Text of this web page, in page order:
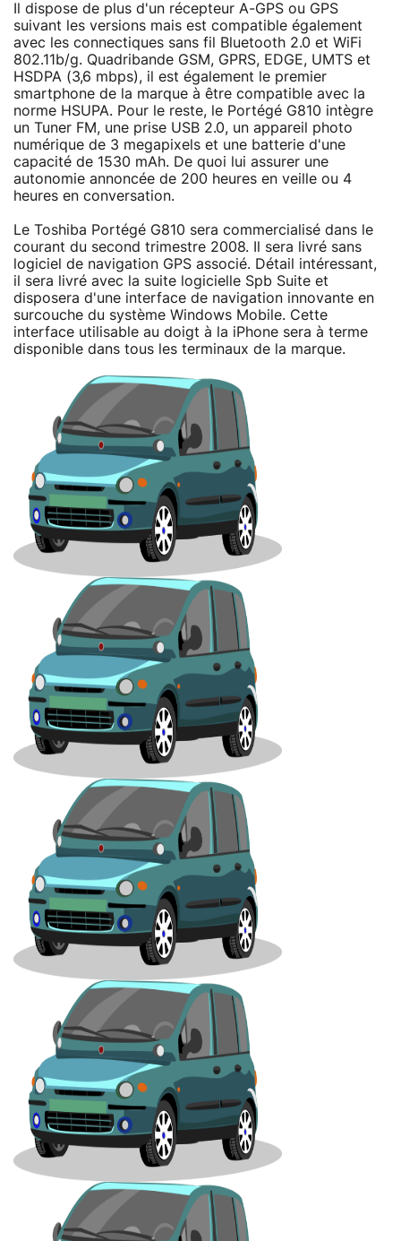
Il dispose de plus d'un récepteur A-GPS ou GPS
suivant les versions mais est compatible également
avec les connectiques sans fil Bluetooth 2.0 et WiFi
802.11b/g. Quadribande GSM, GPRS, EDGE, UMTS et
HSDPA (3,6 mbps), il est également le premier
smartphone de la marque à être compatible avec la
norme HSUPA. Pour le reste, le Portégé G810 intègre
un Tuner FM, une prise USB 2.0, un appareil photo
numérique de 3 megapixels et une batterie d'une
capacité de 1530 mAh. De quoi lui assurer une
autonomie annoncée de 200 heures en veille ou 4
heures en conversation.
Le Toshiba Portégé G810 sera commercialisé dans le
courant du second trimestre 2008. Il sera livré sans
logiciel de navigation GPS associé. Détail intéressant,
il sera livré avec la suite logicielle Spb Suite et
disposera d'une interface de navigation innovante en
surcouche du système Windows Mobile. Cette
interface utilisable au doigt à la iPhone sera à terme
disponible dans tous les terminaux de la marque.